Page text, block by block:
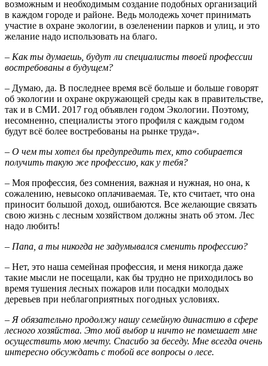
возможным и необходимым создание подобных организаций
в каждом городе и районе. Ведь молодежь хочет принимать
участие в охране экологии, в озеленении парков и улиц, и это
желание надо использовать на благо.
– Как ты думаешь, будут ли специалисты твоей профессии
востребованы в будущем?
– Думаю, да. В последнее время всё больше и больше говорят
об экологии и охране окружающей среды как в правительстве,
так и в СМИ. 2017 год объявлен годом Экологии. Поэтому,
несомненно, специалисты этого профиля с каждым годом
будут всё более востребованы на рынке труда».
– О чем ты хотел бы предупредить тех, кто собирается
получить такую же профессию, как у тебя?
– Моя профессия, без сомнения, важная и нужная, но она, к
сожалению, невысоко оплачиваемая. Те, кто считает, что она
приносит большой доход, ошибаются. Все желающие связать
свою жизнь с лесным хозяйством должны знать об этом. Лес
надо любить!
– Папа, а ты никогда не задумывался сменить профессию?
– Нет, это наша семейная профессия, и меня никогда даже
такие мысли не посещали, как бы трудно не приходилось во
время тушения лесных пожаров или посадки молодых
деревьев при неблагоприятных погодных условиях.
– Я обязательно продолжу нашу семейную династию в сфере
лесного хозяйства. Это мой выбор и ничто не помешает мне
осуществить мою мечту. Спасибо за беседу. Мне всегда очень
интересно обсуждать с тобой все вопросы о лесе.